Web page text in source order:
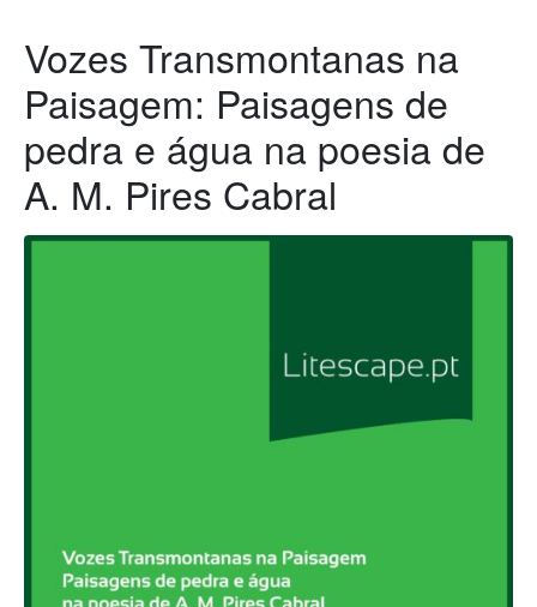
Vozes Transmontanas na
Paisagem: Paisagens de
pedra e água na poesia de
A. M. Pires Cabral